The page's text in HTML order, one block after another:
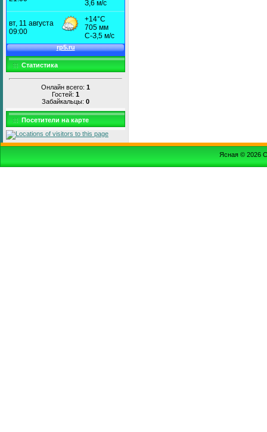
Статистика
Онлайн всего: 1
Гостей: 1
Забайкальцы: 0
Посетители на карте
Ясная © 2026